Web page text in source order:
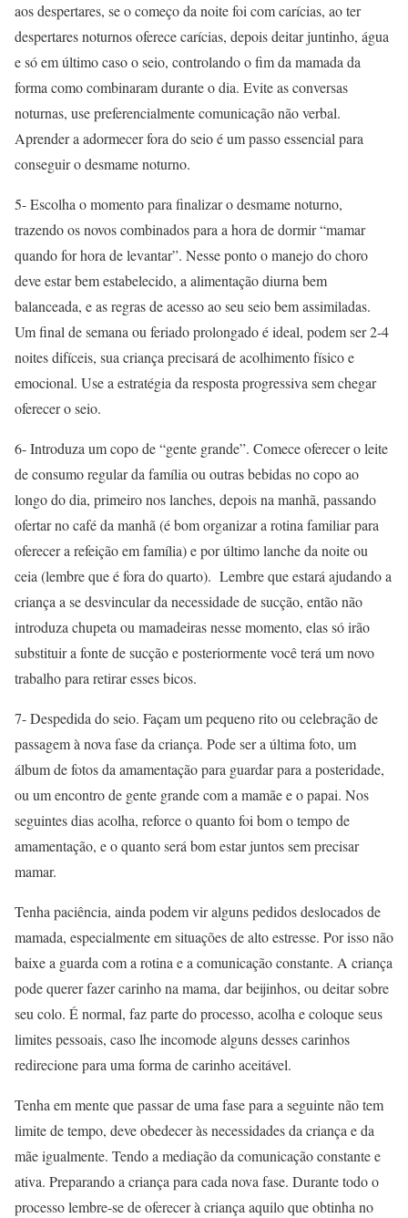
aos despertares, se o começo da noite foi com carícias, ao ter
despertares noturnos oferece carícias, depois deitar juntinho, água
e só em último caso o seio, controlando o fim da mamada da
forma como combinaram durante o dia. Evite as conversas
noturnas, use preferencialmente comunicação não verbal.
Aprender a adormecer fora do seio é um passo essencial para
conseguir o desmame noturno.
5- Escolha o momento para finalizar o desmame noturno,
trazendo os novos combinados para a hora de dormir “mamar
quando for hora de levantar”. Nesse ponto o manejo do choro
deve estar bem estabelecido, a alimentação diurna bem
balanceada, e as regras de acesso ao seu seio bem assimiladas.
Um final de semana ou feriado prolongado é ideal, podem ser 2-4
noites difíceis, sua criança precisará de acolhimento físico e
emocional. Use a estratégia da resposta progressiva sem chegar
oferecer o seio.
6- Introduza um copo de “gente grande”. Comece oferecer o leite
de consumo regular da família ou outras bebidas no copo ao
longo do dia, primeiro nos lanches, depois na manhã, passando
ofertar no café da manhã (é bom organizar a rotina familiar para
oferecer a refeição em família) e por último lanche da noite ou
ceia (lembre que é fora do quarto). Lembre que estará ajudando a
criança a se desvincular da necessidade de sucção, então não
introduza chupeta ou mamadeiras nesse momento, elas só irão
substituir a fonte de sucção e posteriormente você terá um novo
trabalho para retirar esses bicos.
7- Despedida do seio. Façam um pequeno rito ou celebração de
passagem à nova fase da criança. Pode ser a última foto, um
álbum de fotos da amamentação para guardar para a posteridade,
ou um encontro de gente grande com a mamãe e o papai. Nos
seguintes dias acolha, reforce o quanto foi bom o tempo de
amamentação, e o quanto será bom estar juntos sem precisar
mamar.
Tenha paciência, ainda podem vir alguns pedidos deslocados de
mamada, especialmente em situações de alto estresse. Por isso não
baixe a guarda com a rotina e a comunicação constante. A criança
pode querer fazer carinho na mama, dar beijinhos, ou deitar sobre
seu colo. É normal, faz parte do processo, acolha e coloque seus
limites pessoais, caso lhe incomode alguns desses carinhos
redirecione para uma forma de carinho aceitável.
Tenha em mente que passar de uma fase para a seguinte não tem
limite de tempo, deve obedecer às necessidades da criança e da
mãe igualmente. Tendo a mediação da comunicação constante e
ativa. Preparando a criança para cada nova fase. Durante todo o
processo lembre-se de oferecer à criança aquilo que obtinha no